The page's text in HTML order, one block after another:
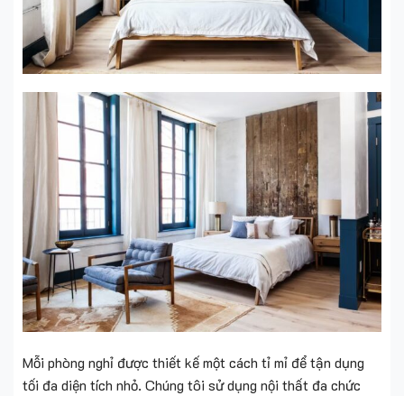
Mỗi phòng nghỉ được thiết kế một cách tỉ mỉ để tận dụng
tối đa diện tích nhỏ. Chúng tôi sử dụng nội thất đa chức